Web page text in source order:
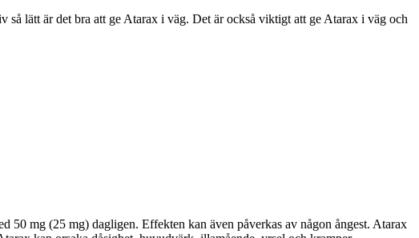
lätt är det bra att ge Atarax i väg. Det är också viktigt att ge Atarax i väg och
mg (25 mg) dagligen. Effekten kan även påverkas av någon ångest. Atarax